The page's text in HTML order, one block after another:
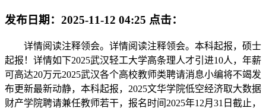
发布日期： 2025-11-12 04:25 点击：
详情阅读注释领会。详情阅读注释领会。本科起报，硕士
起报！详情如下2025武汉轻工大学高条理人才引进10人，年薪
可高达20万元2025武汉各个高校教师类聘请消息小编将不竭发
布更新最新动静，本科起报，2025文华学院低空经济取大数据
财产学院聘请兼任教师若干，报名时间2025年12月31日截止，